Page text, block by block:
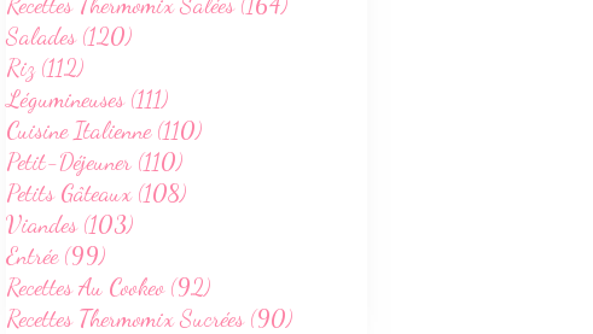
Salades (120)
Riz (112)
Légumineuses (111)
Cuisine Italienne (110)
Petit-Déjeuner (110)
Petits Gâteaux (108)
Viandes (103)
Entrée (99)
Recettes Au Cookeo (92)
Recettes Thermomix Sucrées (90)